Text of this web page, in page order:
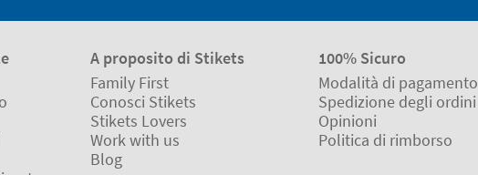
A proposito di Stikets
Family First
Conosci Stikets
Stikets Lovers
Work with us
Blog
100% Sicuro
Modalità di pagamento
Spedizione degli ordini
Opinioni
Politica di rimborso